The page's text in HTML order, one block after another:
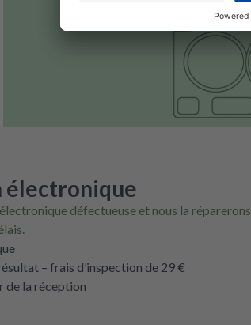
électronique
défectueuse et nous la réparerons
– frais d’inspection de 29 €
de la réception